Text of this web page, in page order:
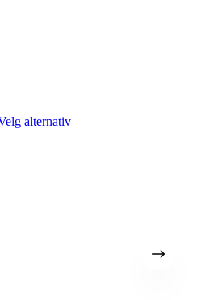
alternativDette